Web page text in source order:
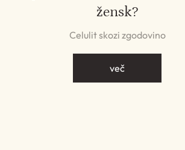
žensk?
Celulit skozi zgodovino
več